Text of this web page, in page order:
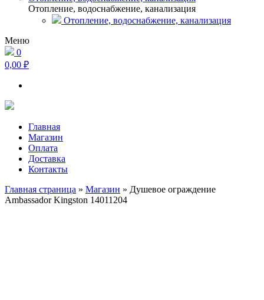
Отопление, водоснабжение, канализация
Отопление, водоснабжение, канализация
Меню
0
0,00 ₽
Главная
Магазин
Оплата
Доставка
Контакты
Главная страница » Магазин » Душевое ограждение
Ambassador Kingston 14011204